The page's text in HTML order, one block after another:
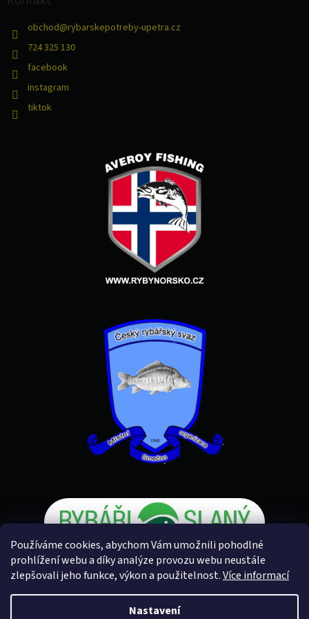
Používáme cookies, abychom Vám umožnili pohodlné
prohlížení webu a díky analýze provozu webu neustále
zlepšovali jeho funkce, výkon a použitelnost.Více informací
Nastavení
obchod@rybarskepotreby-upetra.cz
724 325 130
facebook
instagram
tiktok